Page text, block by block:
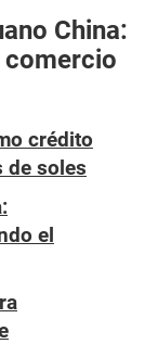
China:
crédito
de soles
el